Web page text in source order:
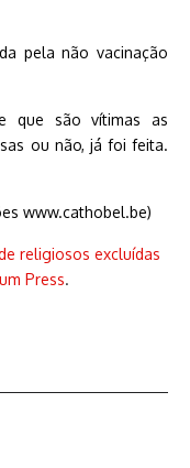
pela não vacinação
que são vítimas as
ou não, já foi feita.
www.cathobel.be)
religiosos excluídas
Press.